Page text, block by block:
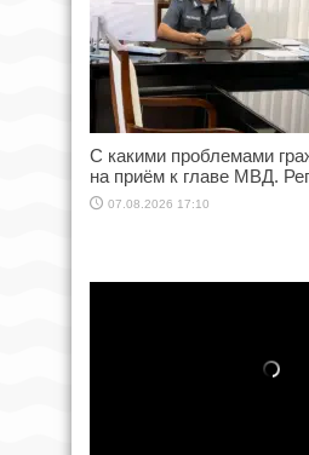
С какими проблемами
на приём к главе МВД.
07.08.2026 17:10